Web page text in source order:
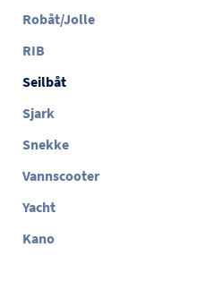
Robåt/Jolle
RIB
Seilbåt
Sjark
Snekke
Vannscooter
Yacht
Kano